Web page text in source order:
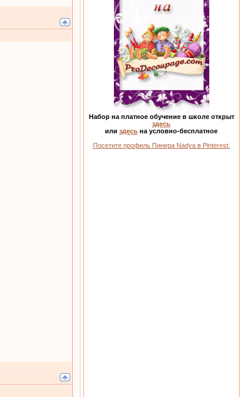
Набор на платное обучение в школе открыт
здесь
или здесь на условно-бесплатное
Посетите профиль Пинера Nadya в Pinterest.